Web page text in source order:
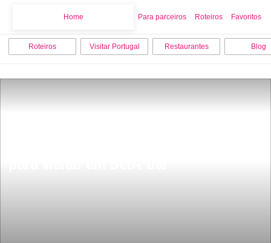
Home Para parceiros Roteiros Favoritos
Roteiros Visitar Portugal Restaurantes Blog